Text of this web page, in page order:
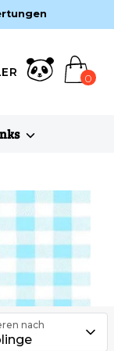
0
nach